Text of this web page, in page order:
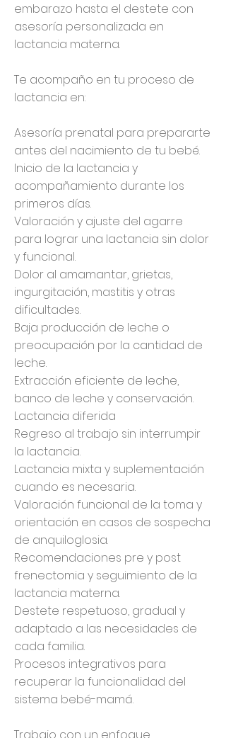
embarazo hasta el destete con
asesoría personalizada en
lactancia materna.
Te acompaño en tu proceso de
lactancia en:
Asesoría prenatal para prepararte
antes del nacimiento de tu bebé.
Inicio de la lactancia y
acompañamiento durante los
primeros días.
Valoración y ajuste del agarre
para lograr una lactancia sin dolor
y funcional.
Dolor al amamantar, grietas,
ingurgitación, mastitis y otras
dificultades.
Baja producción de leche o
preocupación por la cantidad de
leche.
Extracción eficiente de leche,
banco de leche y conservación.
Lactancia diferida
Regreso al trabajo sin interrumpir
la lactancia.
Lactancia mixta y suplementación
cuando es necesaria.
Valoración funcional de la toma y
orientación en casos de sospecha
de anquiloglosia.
Recomendaciones pre y post
frenectomia y seguimiento de la
lactancia materna.
Destete respetuoso, gradual y
adaptado a las necesidades de
cada familia.
Procesos integrativos para
recuperar la funcionalidad del
sistema bebé-mamá.